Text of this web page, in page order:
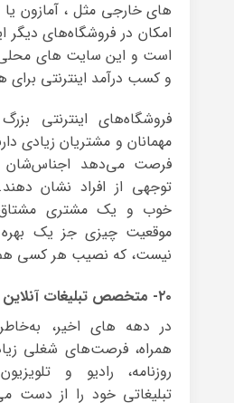
امکان در فروشگاه‌های دیگر
است و این سایت های محلی
و کسب درآمد اینترنتی برای
فروشگاه‌های اینترنتی
مهمانان و مشتریان زیادی
فرصت می‌دهد اجناس‌شان
توجهی از افراد نشان
خوب و یک مشتری مشتاق
موقعیت چیزی جز یک بهره‌
نیست، که نصیب هر کسی
۲۰- متخصص تبلیغات آنلاین
در دهه های اخیر،
همراه، فرصت‌های شغلی
روزنامه، رادیو و
تبلیغاتی خود را از دست